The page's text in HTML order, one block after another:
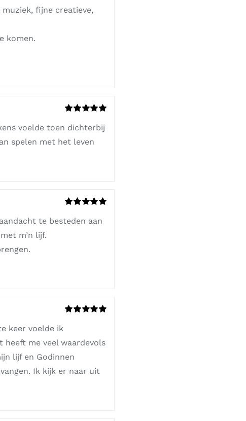
fijne creatieve,
komen.
5uit 5
voelde toen dichterbij
spelen met het leven
5uit 5
te besteden aan
m’n lijf.
keer voelde ik
me veel waardevols
lijf en Godinnen
Ik kijk er naar uit